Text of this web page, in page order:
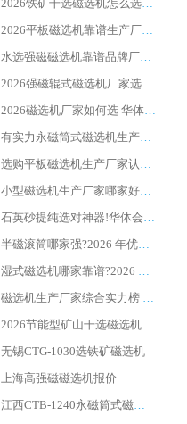
2026铁矿干选磁选机怎么选?源头厂家华体会手机网页版-华体会(中国) ，用实力说话
2026平板磁选机靠谱生产厂家怎么选?行业标杆华体会手机网页版-华体会(中国) ，凭硬实力脱颖而出
水选强磁磁选机靠谱品牌厂家推荐：华体会手机网页版-华体会(中国) ，技术实力与口碑双在线
2026强磁辊式磁选机厂家选购技巧_认准华体会手机网页版-华体会(中国) 生产厂家
2026磁选机厂家如何选 华体会手机网页版-华体会(中国) 生产厂家14年行业经验支招
有实力永磁筒式磁选机生产厂家优质设备推荐榜｜华体会手机网页版-华体会(中国) 领衔
选购平板磁选机生产厂家认准华体会手机网页版-华体会(中国) 老牌生产厂家收获众多回头客
小型磁选机生产厂家哪家好?2026 年实测推荐，华体会手机网页版-华体会(中国) 十年口碑厂值得闭眼入
石英砂提纯选对神器!华体会手机网页版-华体会(中国) 强磁辊式磁选机价格优势全解析(2026 实测)
半磁滚筒哪家强?2026 年优质厂家推荐，华体会手机网页版-华体会(中国) 为什么能领跑行业
湿式磁选机哪家靠谱?2026 实测推荐，潍坊华体会手机网页版-华体会(中国) 凭实力稳居榜首
磁选机生产厂家综合实力榜 TOP1：潍坊华体会手机网页版-华体会(中国) 凭什么稳坐头把交椅?
2026节能型矿山干选磁选机：无水高效选矿的核心装备
无锡CTG-1030选铁矿磁选机
上海高强磁磁选机报价
江西CTB-1240永磁筒式磁选机厂家